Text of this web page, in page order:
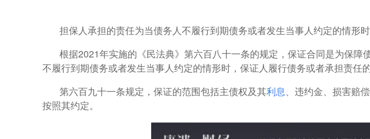
担保人承担的责任为当债务人不履行到期债务或者发生当事人约定的情形时
根据2021年实施的《民法典》第六百八十一条的规定，保证合同是为保障
不履行到期债务或者发生当事人约定的情形时，保证人履行债务或者承担责任的
第六百九十一条规定，保证的范围包括主债权及其利息、违约金、损害赔
按照其约定。